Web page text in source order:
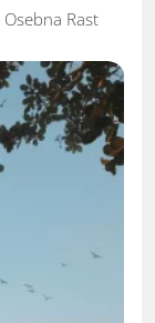
Osebna Rast